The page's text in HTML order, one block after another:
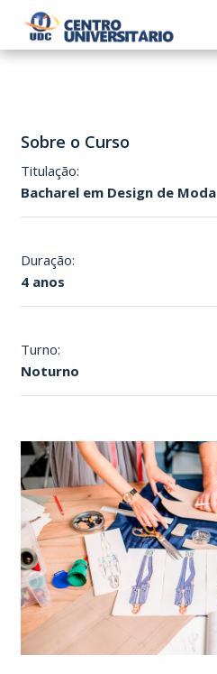
Sobre o Curso
Titulação:
Bacharel em Design de Moda
Duração:
4 anos
Turno:
Noturno